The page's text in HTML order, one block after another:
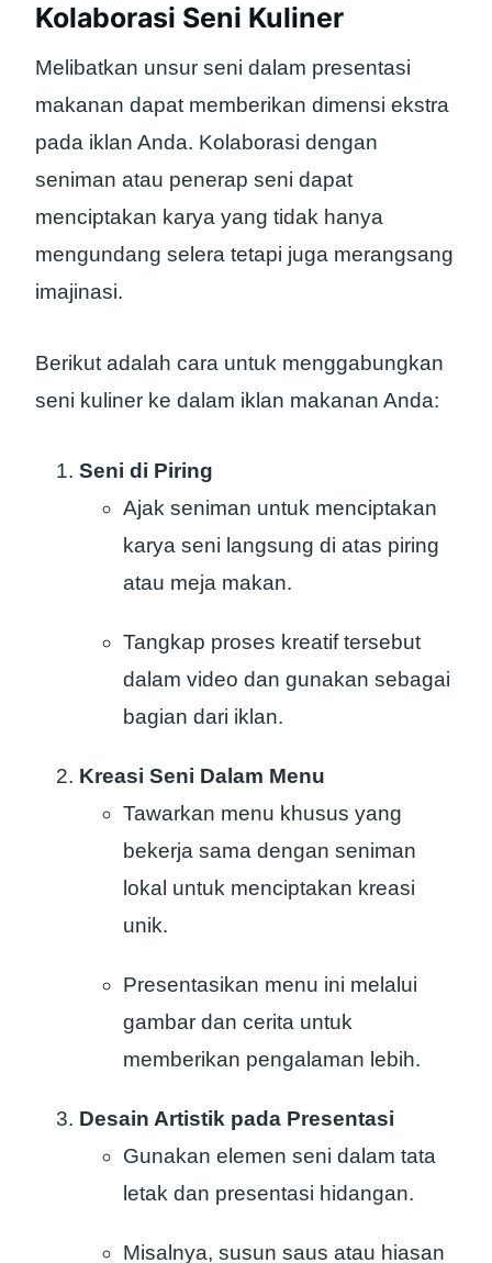
Kolaborasi Seni Kuliner
Melibatkan unsur seni dalam presentasi
makanan dapat memberikan dimensi ekstra
pada iklan Anda. Kolaborasi dengan
seniman atau penerap seni dapat
menciptakan karya yang tidak hanya
mengundang selera tetapi juga merangsang
imajinasi.
Berikut adalah cara untuk menggabungkan
seni kuliner ke dalam iklan makanan Anda:
Seni di Piring
Ajak seniman untuk menciptakan
karya seni langsung di atas piring
atau meja makan.
Tangkap proses kreatif tersebut
dalam video dan gunakan sebagai
bagian dari iklan.
Kreasi Seni Dalam Menu
Tawarkan menu khusus yang
bekerja sama dengan seniman
lokal untuk menciptakan kreasi
unik.
Presentasikan menu ini melalui
gambar dan cerita untuk
memberikan pengalaman lebih.
Desain Artistik pada Presentasi
Gunakan elemen seni dalam tata
letak dan presentasi hidangan.
Misalnya, susun saus atau hiasan